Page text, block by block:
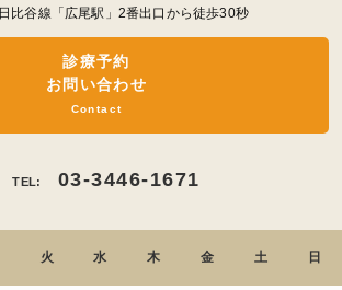
比谷線「広尾駅」2番出口から徒歩30秒
診療予約
お問い合わせ
Contact
TEL: 03-3446-1671
火 水 木 金 土 日